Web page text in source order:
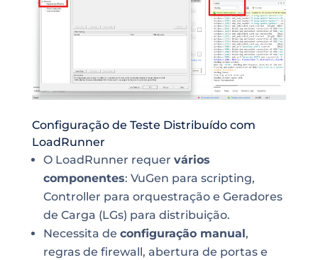
Configuração de Teste Distribuído com
LoadRunner
O LoadRunner requer vários
componentes: VuGen para scripting,
Controller para orquestração e Geradores
de Carga (LGs) para distribuição.
Necessita de configuração manual ,
regras de firewall, abertura de portas e